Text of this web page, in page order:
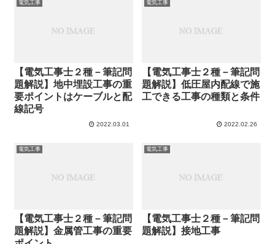
電気工事
【電気工事士２種－筆記問
題解説】地中埋設工事の重
要ポイントはケーブルと配
線記号
2022.03.01
電気工事
【電気工事士２種－筆記問
題解説】低圧屋内配線で施
工できる工事の種類と条件
2022.02.26
電気工事
【電気工事士２種－筆記問
題解説】金属管工事の重要
電気工事
【電気工事士２種－筆記問
題解説】接地工事